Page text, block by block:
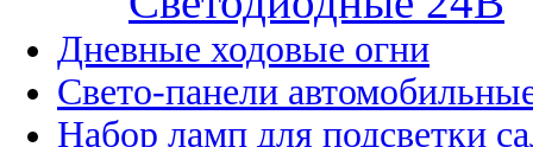
Дневные ходовые огни
Свето-панели
Набор ламп для подсветки